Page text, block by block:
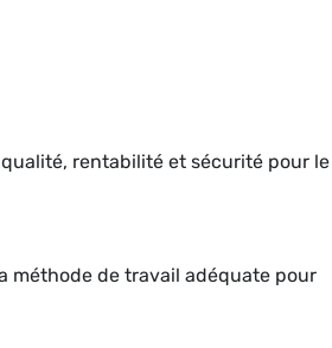
rentabilité et sécurité pour le
méthode de travail adéquate pour